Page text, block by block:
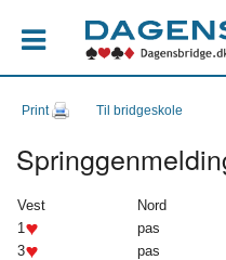
Print Til bridgeskole
Vest Nord
1
pas
3
pas